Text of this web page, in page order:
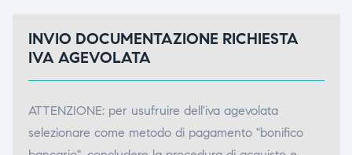
INVIO DOCUMENTAZIONE RICHIESTA
IVA AGEVOLATA
ATTENZIONE: per usufruire dell'iva agevolata
selezionare come metodo di pagamento "bonifico